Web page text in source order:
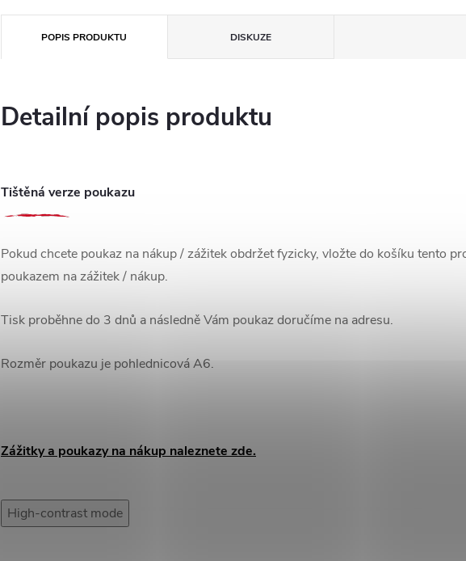
POPIS PRODUKTU DISKUZE
Detailní popis produktu
Tištěná verze poukazu
Pokud chcete poukaz na nákup / zážitek obdržet fyzicky, vložte do košíku tento
poukazem na zážitek / nákup.
Tisk proběhne do 3 dnů a následně Vám poukaz doručíme na adresu.
Rozměr poukazu je pohlednicová A6.
Zážitky a poukazy na nákup naleznete zde.
High-contrast mode